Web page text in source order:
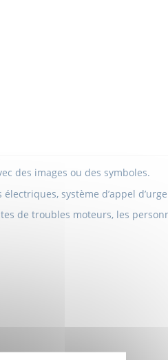
des images ou des symboles.
système d’appel
de troubles moteurs, les